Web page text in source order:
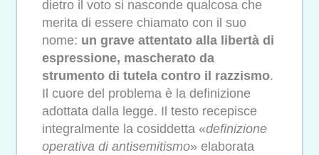
dietro il voto si nasconde qualcosa che
merita di essere chiamato con il suo
nome: un grave attentato alla libertà di
espressione, mascherato da
strumento di tutela contro il razzismo.
Il cuore del problema è la definizione
adottata dalla legge. Il testo recepisce
integralmente la cosiddetta «definizione
operativa di antisemitismo» elaborata